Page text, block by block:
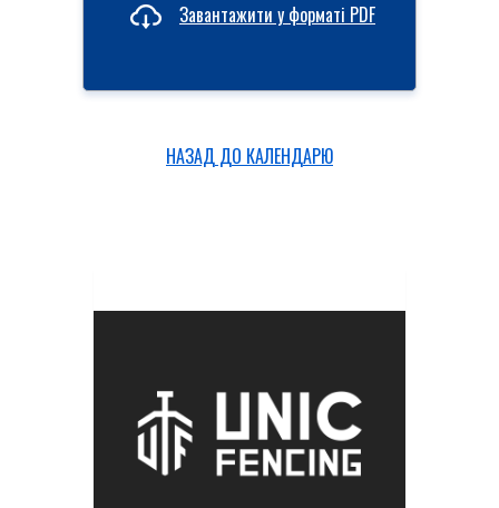
Завантажити у форматі PDF
НАЗАД ДО КАЛЕНДАРЮ